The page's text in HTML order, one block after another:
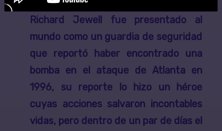
Centenario. Tienen 30 minutos.”
Richard Jewell
fue presentado al
mundo como un guardia de seguridad
que reportó haber encontrado una
bomba en el ataque de Atlanta en
1996, su reporte lo hizo un héroe
cuyas acciones salvaron incontables
vidas, pero dentro de un par de días el